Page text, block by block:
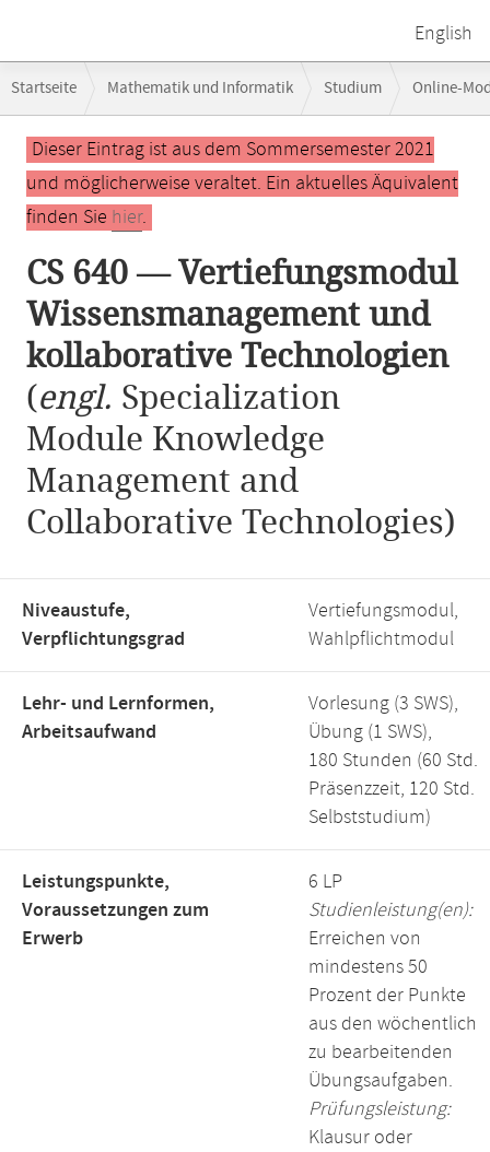
English
Navigation
Startseite Mathematik und Informatik Studium Online-
CS 640 — Vertiefungsmodul Wissensmanagement und kollaborative
Hauptinhalt
Dieser Eintrag ist aus dem Sommersemester 2021
und möglicherweise veraltet. Ein aktuelles Äquivalent
finden Sie hier.
CS 640 — Vertiefungsmodul
Wissensmanagement und
kollaborative Technologien
(engl. Specialization
Module Knowledge
Management and
Collaborative Technologies)
Niveaustufe,
Verpflichtungsgrad
Vertiefungsmodul,
Wahlpflichtmodul
Lehr- und Lernformen,
Arbeitsaufwand
Vorlesung (3 SWS),
Übung (1 SWS),
180 Stunden (60 Std.
Präsenzzeit, 120 Std.
Selbststudium)
Leistungspunkte,
Voraussetzungen zum
Erwerb
6 LP
Studienleistung(en):
Erreichen von
mindestens 50
Prozent der Punkte
aus den wöchentlich
zu bearbeitenden
Übungsaufgaben.
Prüfungsleistung:
Klausur oder